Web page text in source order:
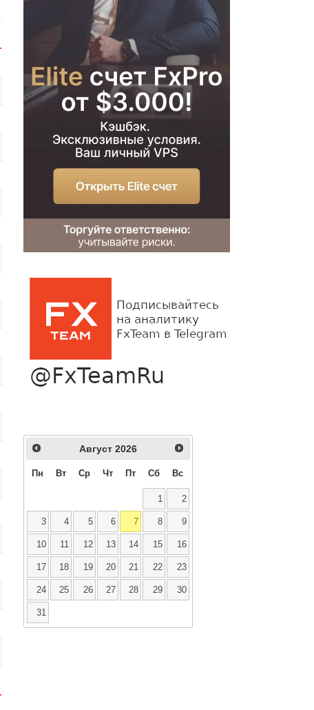
Август 2026
Пн Вт Ср Чт Пт Сб Вс
1 2
3 4 5 6 7 8 9
10 11 12 13 14 15 16
17 18 19 20 21 22 23
24 25 26 27 28 29 30
31